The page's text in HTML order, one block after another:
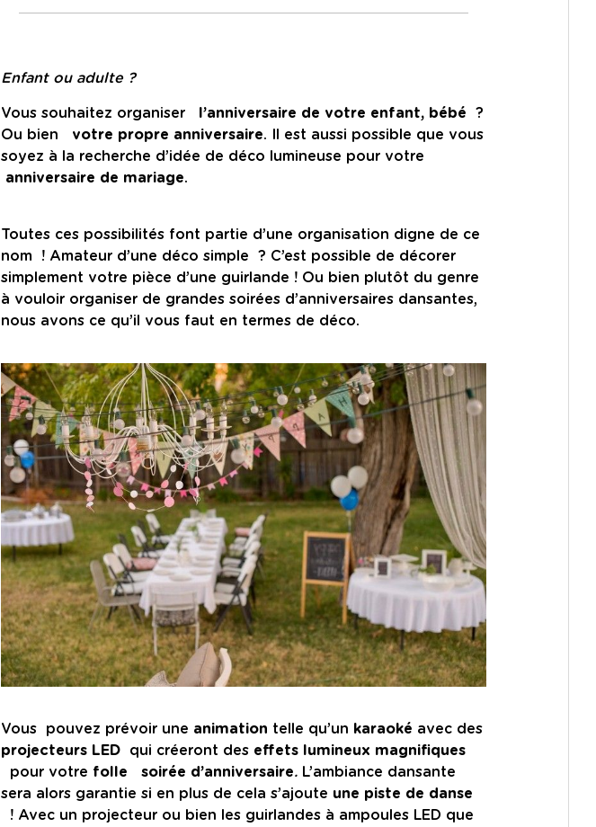
Enfant ou adulte ?
Vous souhaitez organiser l’anniversaire de votre enfant, bébé ?
Ou bien votre propre anniversaire. Il est aussi possible que vous
soyez à la recherche d’idée de déco lumineuse pour votre
anniversaire de mariage.
Toutes ces possibilités font partie d’une organisation digne de ce
nom ! Amateur d’une déco simple ? C’est possible de décorer
simplement votre pièce d’une guirlande ! Ou bien plutôt du genre
à vouloir organiser de grandes soirées d’anniversaires dansantes,
nous avons ce qu’il vous faut en termes de déco.
Vous pouvez prévoir une animation telle qu’un karaoké avec des
projecteurs LED qui créeront des effets lumineux magnifiques
pour votre folle soirée d’anniversaire. L’ambiance dansante
sera alors garantie si en plus de cela s’ajoute une piste de danse
! Avec un projecteur ou bien les guirlandes à ampoules LED que